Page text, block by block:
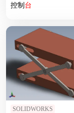
控制 台
SOLIDWORKS